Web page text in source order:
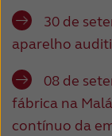
30 de
aparelho
08 de
fábrica na
contínuo da